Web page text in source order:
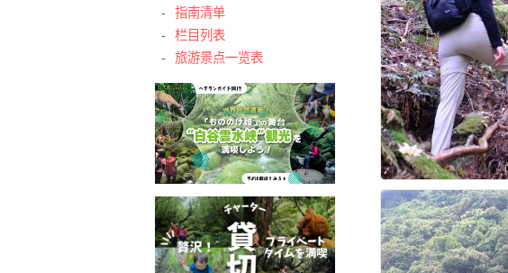
指南清单
栏目列表
旅游景点一览表